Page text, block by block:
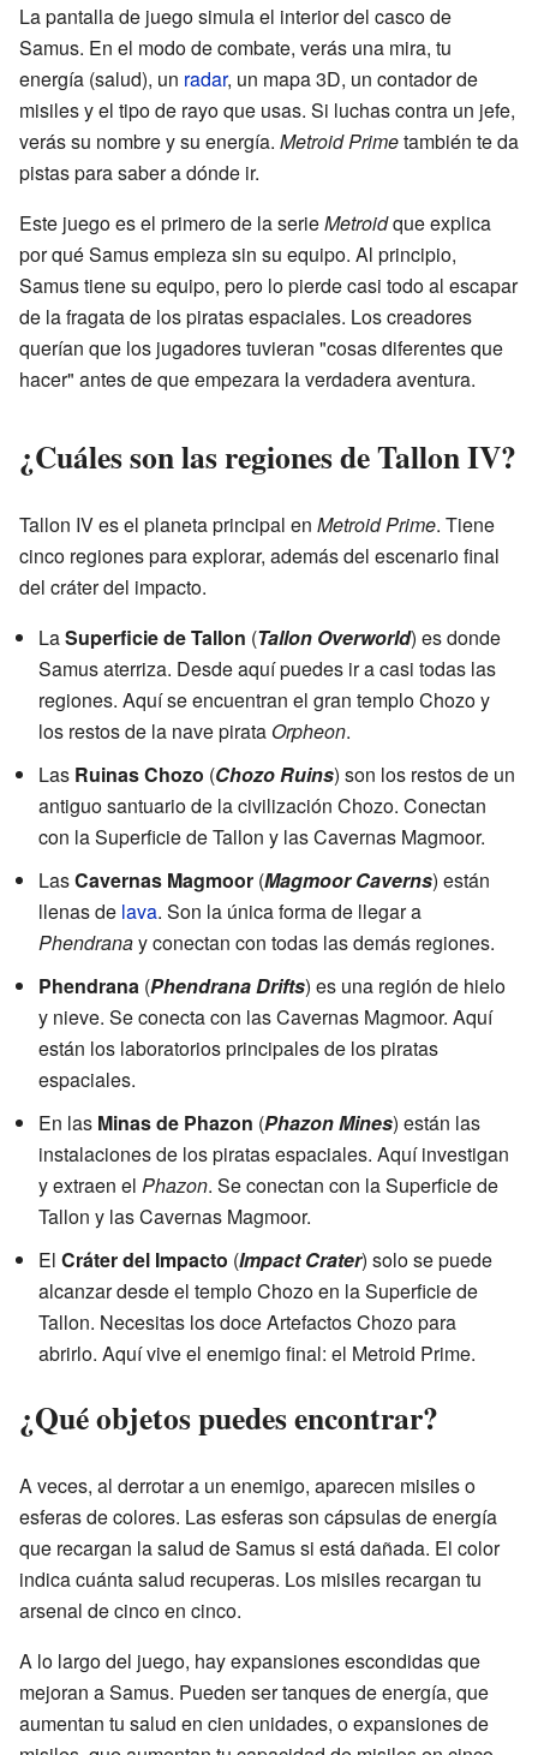
La pantalla de juego simula el interior del casco de
Samus. En el modo de combate, verás una mira, tu
energía (salud), un radar, un mapa 3D, un contador de
misiles y el tipo de rayo que usas. Si luchas contra un jefe,
verás su nombre y su energía. Metroid Primetambién te da
pistas para saber a dónde ir.
Este juego es el primero de la serieMetroidque explica
por qué Samus empieza sin su equipo. Al principio,
Samus tiene su equipo, pero lo pierde casi todo al escapar
de la fragata de los piratas espaciales. Los creadores
querían que los jugadores tuvieran "cosas diferentes que
hacer" antes de que empezara la verdadera aventura.
¿Cuáles son las regiones de Tallon IV?
Tallon IV es el planeta principal en Metroid Prime. Tiene
cinco regiones para explorar, además del escenario final
del cráter del impacto.
LaSuperficie de Tallon (Tallon Overworld) es donde
Samus aterriza. Desde aquí puedes ir a casi todas las
regiones. Aquí se encuentran el gran templo Chozo y
los restos de la nave pirata Orpheon.
Las Ruinas Chozo (Chozo Ruins) son los restos de un
antiguo santuario de la civilización Chozo. Conectan
con la Superficie de Tallon y las Cavernas Magmoor.
LasCavernas Magmoor (Magmoor Caverns) están
llenas de lava. Son la única forma de llegar a
Phendranay conectan con todas las demás regiones.
Phendrana (Phendrana Drifts) es una región de hielo
y nieve. Se conecta con las Cavernas Magmoor. Aquí
están los laboratorios principales de los piratas
espaciales.
En las Minas de Phazon (Phazon Mines) están las
instalaciones de los piratas espaciales. Aquí investigan
y extraen el Phazon. Se conectan con la Superficie de
Tallon y las Cavernas Magmoor.
El Cráter del Impacto (Impact Crater) solo se puede
alcanzar desde el templo Chozo en la Superficie de
Tallon. Necesitas los doce Artefactos Chozo para
abrirlo. Aquí vive el enemigo final: el Metroid Prime.
¿Qué objetos puedes encontrar?
A veces, al derrotar a un enemigo, aparecen misiles o
esferas de colores. Las esferas son cápsulas de energía
que recargan la salud de Samus si está dañada. El color
indica cuánta salud recuperas. Los misiles recargan tu
arsenal de cinco en cinco.
A lo largo del juego, hay expansiones escondidas que
mejoran a Samus. Pueden ser tanques de energía, que
aumentan tu salud en cien unidades, o expansiones de